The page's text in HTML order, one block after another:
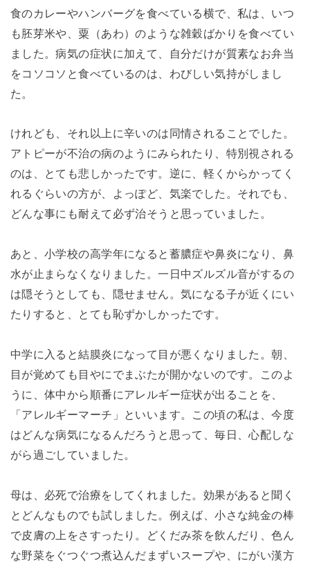
食のカレーやハンバーグを食べている横で、私は、いつ
も胚芽米や、粟（あわ）のような雑穀ばかりを食べてい
ました。病気の症状に加えて、自分だけが質素なお弁当
をコソコソと食べているのは、わびしい気持がしまし
た。
けれども、それ以上に辛いのは同情されることでした。
アトピーが不治の病のようにみられたり、特別視される
のは、とても悲しかったです。逆に、軽くからかってく
れるぐらいの方が、よっぽど、気楽でした。それでも、
どんな事にも耐えて必ず治そうと思っていました。
あと、小学校の高学年になると蓄膿症や鼻炎になり、鼻
水が止まらなくなりました。一日中ズルズル音がするの
は隠そうとしても、隠せません。気になる子が近くにい
たりすると、とても恥ずかしかったです。
中学に入ると結膜炎になって目が悪くなりました。朝、
目が覚めても目やにでまぶたが開かないのです。このよ
うに、体中から順番にアレルギー症状が出ることを、
「アレルギーマーチ」といいます。この頃の私は、今度
はどんな病気になるんだろうと思って、毎日、心配しな
がら過ごしていました。
母は、必死で治療をしてくれました。効果があると聞く
とどんなものでも試しました。例えば、小さな純金の棒
で皮膚の上をさすったり。どくだみ茶を飲んだり、色ん
な野菜をぐつぐつ煮込んだまずいスープや、にがい漢方